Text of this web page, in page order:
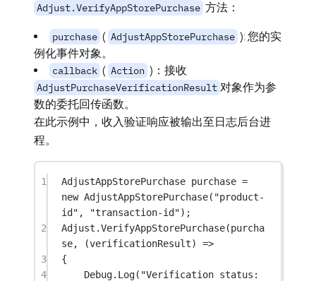
Adjust.VerifyAppStorePurchase 方法：
purchase ( AdjustAppStorePurchase ): 您的实
例化事件对象。
callback ( Action )：接收
AdjustPurchaseVerificationResult 对象作为参
数的委托回传函数。
在此示例中，收入验证响应被输出至日志后台进
程。
1 AdjustAppStorePurchase purchase =
new AdjustAppStorePurchase( "product-
id" , "transaction-id");
2
Adjust.VerifyAppStorePurchase(purcha
se, (verificationResult) =>
3
{
4
Debug. Log( "Verification status: